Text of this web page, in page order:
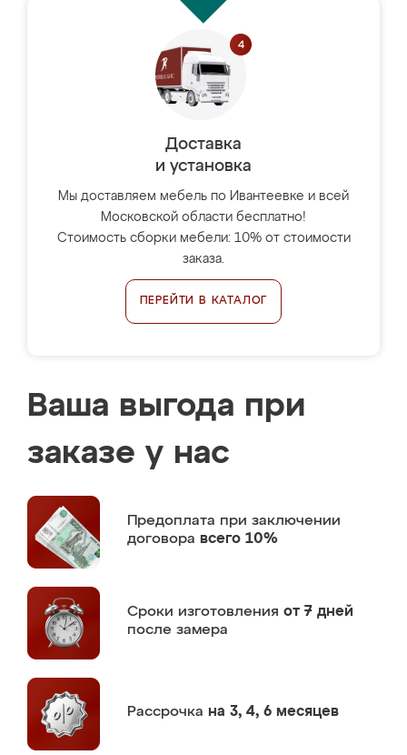
Доставка
и установка
Мы доставляем мебель по Ивантеевке и всей
Московской области бесплатно!
Стоимость сборки мебели: 10% от стоимости
заказа.
ПЕРЕЙТИ В КАТАЛОГ
Ваша выгода при
заказе у нас
Предоплата при заключении
договора всего 10%
Сроки изготовления от 7 дней
после замера
Рассрочка на 3, 4, 6 месяцев